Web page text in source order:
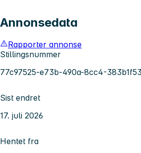
Annonsedata
Rapporter annonse
Stillingsnummer
77c97525-e73b-490a-8cc4-
Sist endret
17. juli 2026
Hentet fra